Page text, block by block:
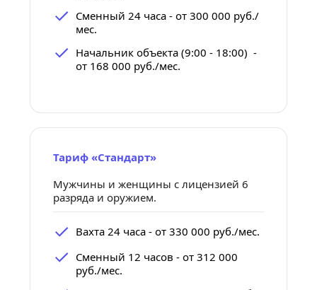
Сменный 24 часа - от 300 000 руб./
мес.
от 168 000 руб./мес.
Тариф «Стандарт»
Мужчины и женщины с лицензией 6
разряда и оружием.
Вахта 24 часа - от 330 000 руб./мес.
Сменный 12 часов - от 312 000
руб./мес.